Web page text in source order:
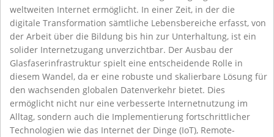
weltweiten Internet ermöglicht. In einer Zeit, in der die
digitale Transformation sämtliche Lebensbereiche erfasst, von
der Arbeit über die Bildung bis hin zur Unterhaltung, ist ein
solider Internetzugang unverzichtbar. Der Ausbau der
Glasfaserinfrastruktur spielt eine entscheidende Rolle in
diesem Wandel, da er eine robuste und skalierbare Lösung für
den wachsenden globalen Datenverkehr bietet. Dies
ermöglicht nicht nur eine verbesserte Internetnutzung im
Alltag, sondern auch die Implementierung fortschrittlicher
Technologien wie das Internet der Dinge (IoT), Remote-